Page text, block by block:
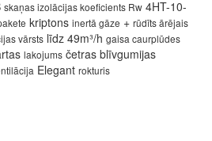
skaņas izolācijas koeficients Rw 4HT-10-
kriptons inertā gāze + rūdīts ārējais
vārsts līdz 49m³/h gaisa caurplūdes
lakojums četras blīvgumijas
Elegant rokturis